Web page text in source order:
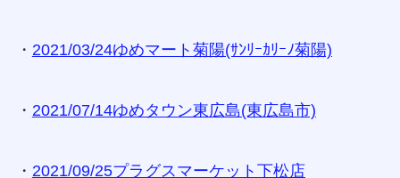
・ 2021/03/24ゆめマート菊陽(ｻﾝﾘｰｶﾘｰﾉ菊陽)
・ 2021/07/14ゆめタウン東広島(東広島市)
・ 2021/09/25プラグスマーケット下松店